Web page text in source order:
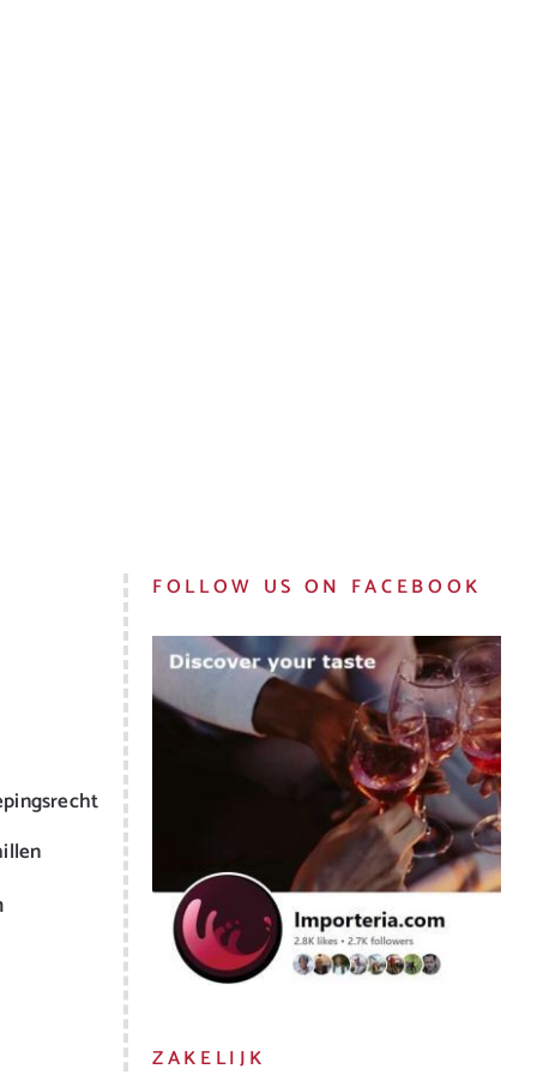
FOLLOW US ON FACEBOOK
ZAKELIJK